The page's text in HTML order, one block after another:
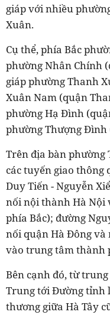
giáp với nhiều
Xuân.
Cụ thể, phía Bắc
phường Nhân Chính
giáp phường Thanh
Xuân Nam (quận
phường Hạ Đình
phường Thượng Đình
Trên địa bàn phường
các tuyến giao
Duy Tiến - Nguyễn
nối nội thành Hà Nội
phía Bắc); đường
nối quận Hà Đông và
vào trung tâm thành
Bên cạnh đó, từ
Trung tới Đường tỉnh
thương giữa Hà Tây